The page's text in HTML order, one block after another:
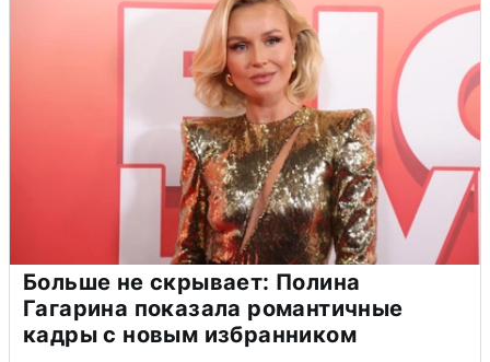
Больше не скрывает: Полина
Гагарина показала романтичные
кадры с новым избранником